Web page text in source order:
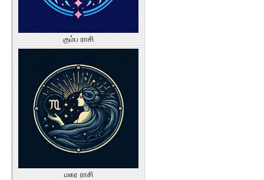
கும்ப ராசி
மகர ராசி